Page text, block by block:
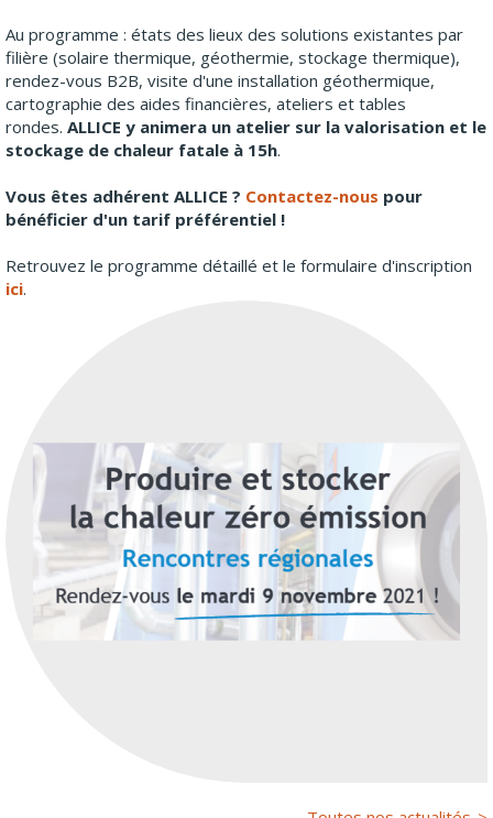
Au programme : états des lieux des solutions existantes par
filière (solaire thermique, géothermie, stockage thermique),
rendez-vous B2B, visite d'une installation géothermique,
cartographie des aides financières, ateliers et tables
rondes. ALLICE y animera un atelier sur la valorisation et le
stockage de chaleur fatale à 15h.
Vous êtes adhérent ALLICE ? Contactez-nous pour
bénéficier d'un tarif préférentiel !
Retrouvez le programme détaillé et le formulaire d'inscription
ici.